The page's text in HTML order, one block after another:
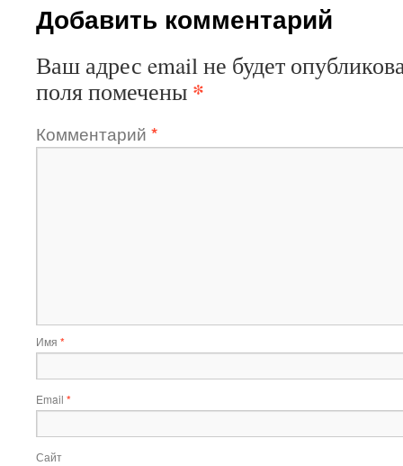
Добавить комментарий
Ваш адрес email не будет
поля помечены *
Комментарий *
Имя *
Email *
Сайт